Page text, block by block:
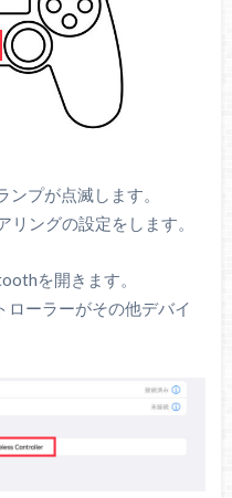
プが点滅します。
ングの設定をします。
を開きます。
ローラーがその他デバイ